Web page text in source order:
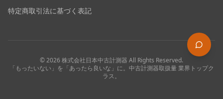
特定商取引法に基づく表記
©2026株式会社日本中古計測器 All Rights Reserved.
「もったいない」を「あったら良いな」に。中古計測器取扱量 業界トップク
ラス。